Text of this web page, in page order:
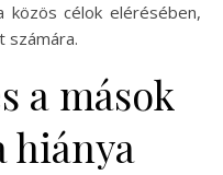
közös célok elérésében,
számára.
a mások
hiánya